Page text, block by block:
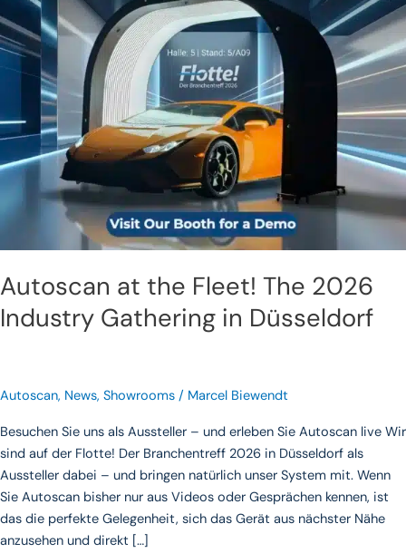
Autoscan at the Fleet! The 2026
Industry Gathering in Düsseldorf
Autoscan, News, Showrooms / Marcel Biewendt
Besuchen Sie uns als Aussteller – und erleben Sie Autoscan live Wir
sind auf der Flotte! Der Branchentreff 2026 in Düsseldorf als
Aussteller dabei – und bringen natürlich unser System mit. Wenn
Sie Autoscan bisher nur aus Videos oder Gesprächen kennen, ist
das die perfekte Gelegenheit, sich das Gerät aus nächster Nähe
anzusehen und direkt […]
Gathering
in
Düsseldorf